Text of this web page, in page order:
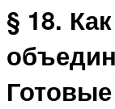
§ 18.